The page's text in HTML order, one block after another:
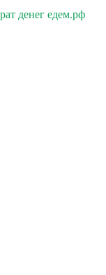
денег едем.рф